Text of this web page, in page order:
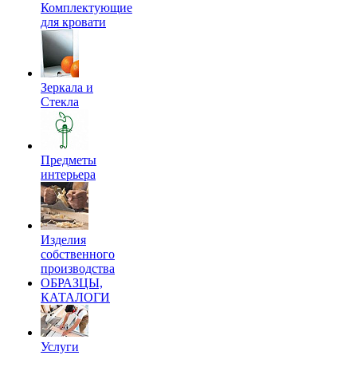
Комплектующие
для кровати
Зеркала и
Стекла
Предметы
интерьера
Изделия
собственного
производства
ОБРАЗЦЫ,
КАТАЛОГИ
Услуги